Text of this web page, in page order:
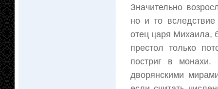
Значительно
но и то вследствие
отец царя Михаила,
престол только
постриг в
дворянскими